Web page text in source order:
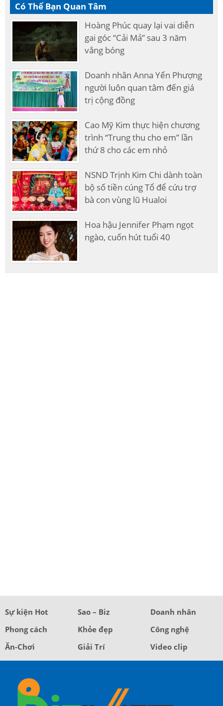
Có Thể Bạn Quan Tâm
Hoàng Phúc quay lại vai diễn
gai góc “Cải Mả” sau 3 năm
vắng bóng
Doanh nhân Anna Yến Phượng
người luôn quan tâm đến giá
trị cộng đồng
Cao Mỹ Kim thực hiện chương
trình “Trung thu cho em” lần
thứ 8 cho các em nhỏ
NSND Trịnh Kim Chi dành toàn
bộ số tiền cúng Tổ để cứu trợ
bà con vùng lũ Hualoi
Hoa hậu Jennifer Phạm ngọt
ngào, cuốn hút tuổi 40
Sự kiện Hot Sao – Biz
Doanh nhân
Phong cách
Khỏe đẹp
Công nghệ
Ăn-Chơi
Giải Trí Video clip